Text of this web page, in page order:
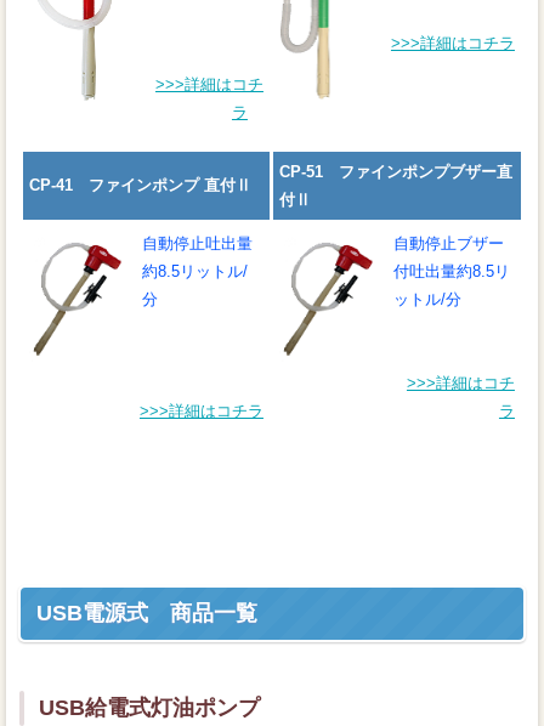
>>>詳細はコチ
ラ
>>>詳細はコチラ
CP-41 ファインポンプ 直付Ⅱ
CP-51 ファインポンプブザー直
付Ⅱ
自動停止吐出量
約8.5リットル/
分
>>>詳細はコチラ
自動停止ブザー
付吐出量約8.5リ
ットル/分
>>>詳細はコチ
ラ
USB電源式 商品一覧
USB給電式灯油ポンプ